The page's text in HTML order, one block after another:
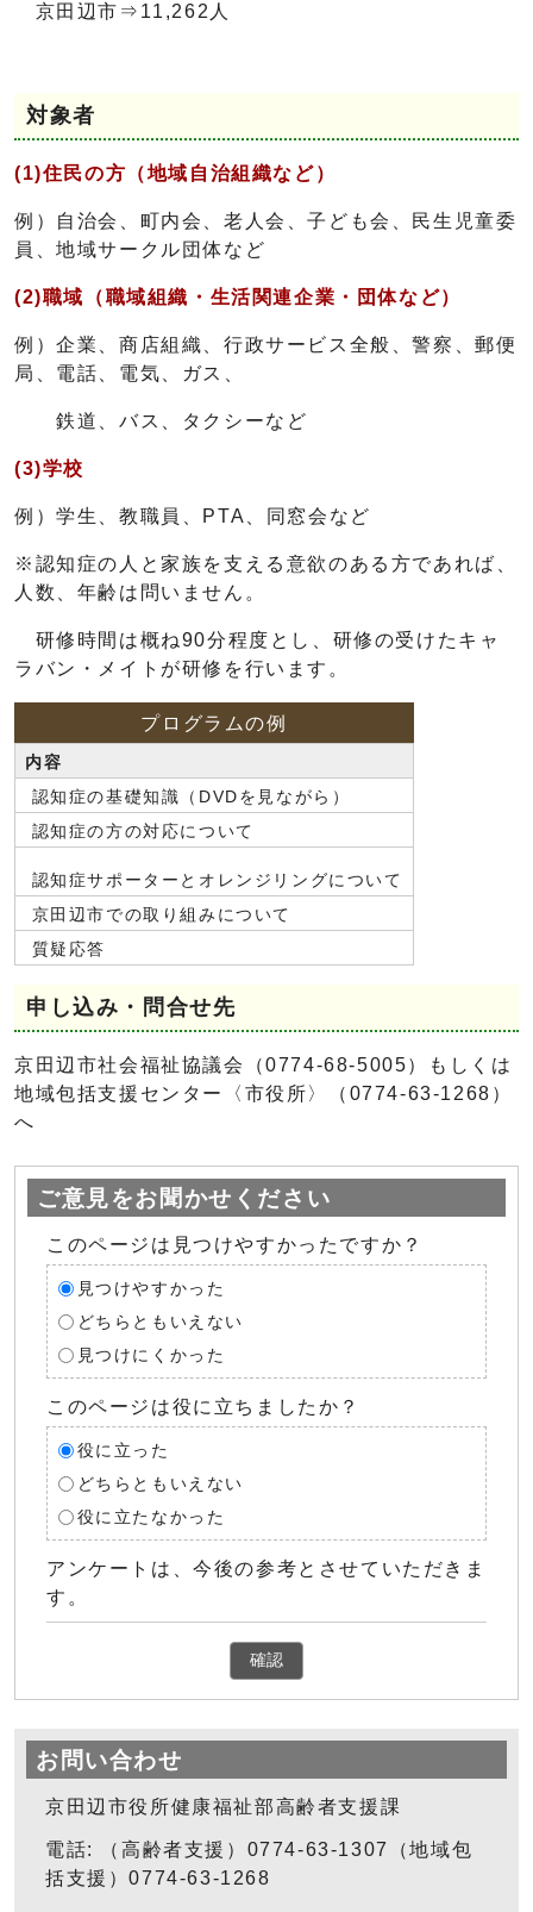
京田辺市⇒11,262人
対象者
(1)住民の方（地域自治組織など）
例）自治会、町内会、老人会、子ども会、民生児童委
員、地域サークル団体など
(2)職域（職域組織・生活関連企業・団体など）
例）企業、商店組織、行政サービス全般、警察、郵便
局、電話、電気、ガス、
鉄道、バス、タクシーなど
(3)学校
例）学生、教職員、PTA、同窓会など
※認知症の人と家族を支える意欲のある方であれば、
人数、年齢は問いません。
研修時間は概ね90分程度とし、研修の受けたキャ
ラバン・メイトが研修を行います。
プログラムの例
内容
認知症の基礎知識（DVDを見ながら）
認知症の方の対応について
認知症サポーターとオレンジリングについて
京田辺市での取り組みについて
質疑応答
申し込み・問合せ先
京田辺市社会福祉協議会（0774-68-5005）もしくは
地域包括支援センター〈市役所〉（0774-63-1268）
へ
ご意見をお聞かせください
このページは見つけやすかったですか？
見つけやすかった
どちらともいえない
見つけにくかった
このページは役に立ちましたか？
役に立った
どちらともいえない
役に立たなかった
アンケートは、今後の参考とさせていただきま
す。
確認
お問い合わせ
京田辺市役所健康福祉部高齢者支援課
電話: （高齢者支援）0774-63-1307（地域包
括支援）0774-63-1268